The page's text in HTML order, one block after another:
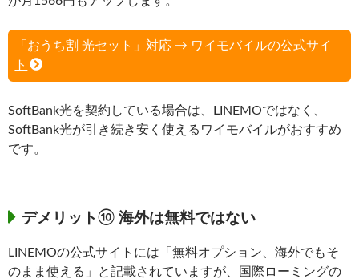
「おうち割 光セット」対応 → ワイモバイルの公式サイ
ト
SoftBank光を契約している場合は、LINEMOではなく、
SoftBank光が引き続き安く使えるワイモバイルがおすすめ
です。
デメリット⑩ 海外は無料ではない
LINEMOの公式サイトには「無料オプション、海外でもそ
のまま使える」と記載されていますが、国際ローミングの